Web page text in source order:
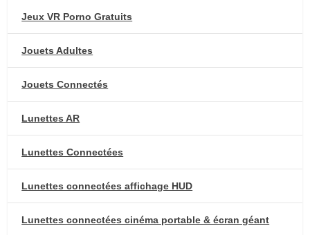
Jeux VR Porno Gratuits
Jouets Adultes
Jouets Connectés
Lunettes AR
Lunettes Connectées
Lunettes connectées affichage HUD
Lunettes connectées cinéma portable & écran géant